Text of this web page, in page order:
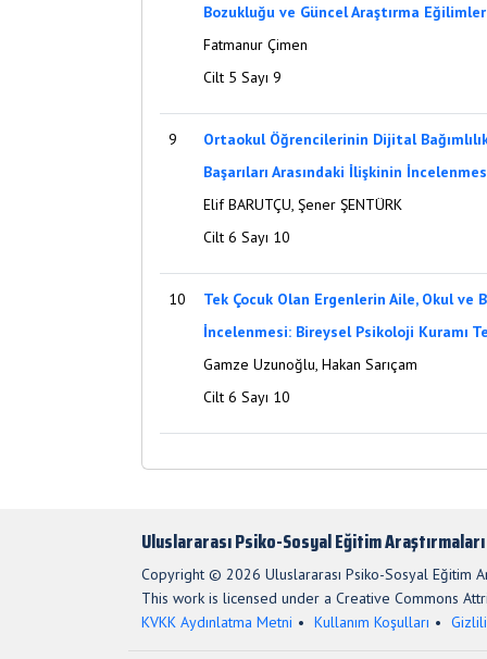
Bozukluğu ve Güncel Araştırma
Fatmanur Çimen
Cilt 5 Sayı 9
9
Ortaokul Öğrencilerinin Dijital
Başarıları Arasındaki İlişkinin
Elif BARUTÇU, Şener ŞENTÜRK
Cilt 6 Sayı 10
10
Tek Çocuk Olan Ergenlerin Aile, Okul ve
İncelenmesi: Bireysel Psikoloji Kuramı
Gamze Uzunoğlu, Hakan Sarıçam
Cilt 6 Sayı 10
Uluslararası Psiko-Sosyal Eğitim
Copyright © 2026 Uluslararası Psiko-Sosyal Eğitim
This work is licensed under a Creative Commons
KVKK Aydınlatma Metni
Kullanım Koşulları